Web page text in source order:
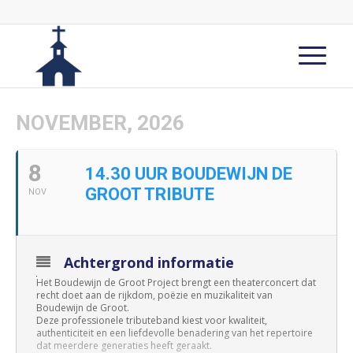
NOVEMBER, 2026
8
NOV
14.30 UUR BOUDEWIJN DE
GROOT TRIBUTE
Achtergrond informatie
Het Boudewijn de Groot Project brengt een theaterconcert dat
recht doet aan de rijkdom, poëzie en muzikaliteit van
Boudewijn de Groot.
Deze professionele tributeband kiest voor kwaliteit,
authenticiteit en een liefdevolle benadering van het repertoire
dat meerdere generaties heeft geraakt.